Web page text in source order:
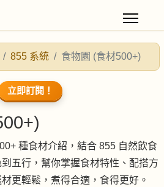
855 系統 食物園 (食材500+)
立即訂閱！
種食材介紹，結合 855 自然飲食
五行，幫你掌握食材特性、配搭方
更輕鬆，煮得合適，食得更好。